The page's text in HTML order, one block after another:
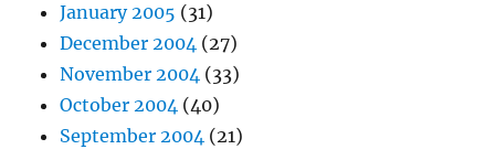
January 2005 (31)
December 2004 (27)
November 2004 (33)
October 2004 (40)
September 2004 (21)